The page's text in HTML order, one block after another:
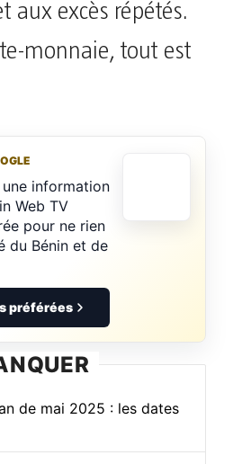
aux excès répétés.
monnaie, tout est
information
Web TV
pour ne rien
du Bénin et de
préférées
de mai 2025 : les dates